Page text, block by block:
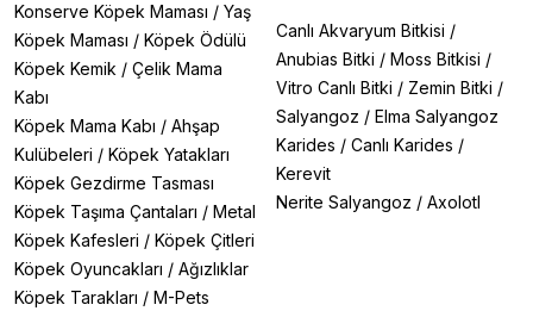
Konserve Köpek Maması / Yaş
Köpek Maması / Köpek Ödülü
Köpek Kemik / Çelik Mama
Kabı
Köpek Mama Kabı / Ahşap
Kulübeleri / Köpek Yatakları
Köpek Gezdirme Tasması
Köpek Taşıma Çantaları / Metal
Köpek Kafesleri / Köpek Çitleri
Köpek Oyuncakları / Ağızlıklar
Köpek Tarakları / M-Pets
Canlı Akvaryum Bitkisi /
Anubias Bitki / Moss Bitkisi /
Vitro Canlı Bitki / Zemin Bitki /
Salyangoz / Elma Salyangoz
Karides / Canlı Karides /
Kerevit
Nerite Salyangoz / Axolotl